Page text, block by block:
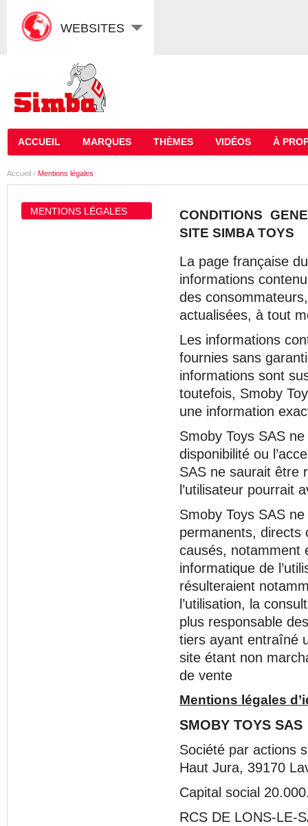
WEBSITES
ACCUEIL MARQUES THÈMES VIDÉOS À
Accueil › Mentions légales
MENTIONS LÉGALES
CONDITIONS
SITE SIMBA TOYS
La page française
informations
des
actualisées, à tout
Les informations
fournies sans
informations sont
toutefois, Smoby
une information
Smoby Toys SAS
disponibilité ou
SAS ne saurait être
l’utilisateur pourrait
Smoby Toys SAS
permanents, directs
causés, notamment
informatique de
résulteraient
l’utilisation, la
plus responsable
tiers ayant entraîné
site étant non
de vente
Mentions légales
SMOBY TOYS SAS
Société par actions
Haut Jura, 39170
Capital social
RCS DE LONS-LE-